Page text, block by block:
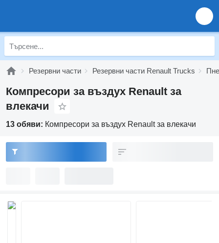
Резервни части Резервни части Renault Trucks
Компресори за въздух Renault за
влекачи
13 обяви: Компресори за въздух Renault за влекачи